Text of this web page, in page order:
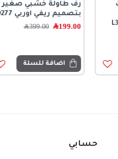
رف طاولة خشبي صغير
بتصميم ريفي اوربي 9277
199.00﷼ 399.00﷼
اضافة للسلة
حسابي